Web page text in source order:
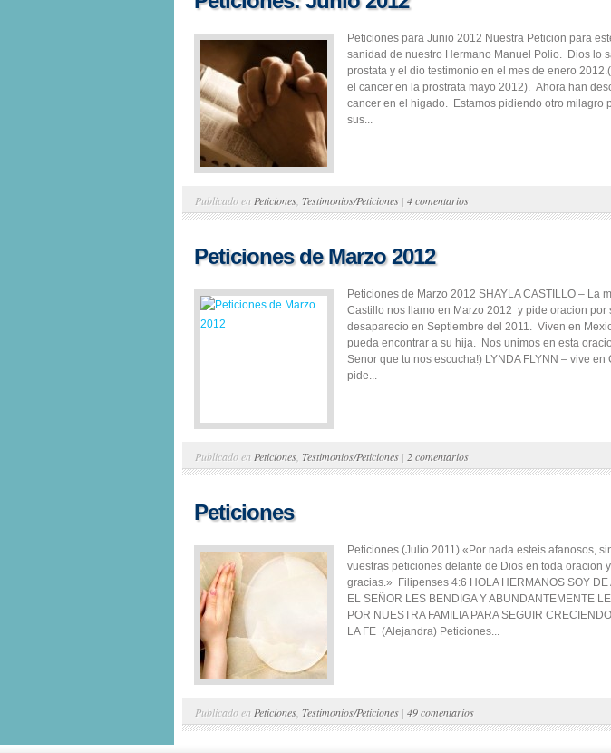
Peticiones para Junio 2012 Nuestra Peticion para
sanidad de nuestro Hermano Manuel Polio. Dios lo
prostata y el dio testimonio en el mes de enero
el cancer en la prostrata mayo 2012). Ahora han
cancer en el higado. Estamos pidiendo otro milagro
sus...
Publicado en Peticiones Testimonios/Peticiones | 4 comentarios
Peticiones de Marzo 2012
Peticiones de Marzo 2012 SHAYLA CASTILLO – La
Castillo nos llamo en Marzo 2012 y pide oracion por
desaparecio en Septiembre del 2011. Viven en
pueda encontrar a su hija. Nos unimos en esta
Senor que tu nos escucha!) LYNDA FLYNN – vive en
pide...
Publicado en Peticiones Testimonios/Peticiones | 2 comentarios
Peticiones
Peticiones (Julio 2011) «Por nada esteis afanosos,
vuestras peticiones delante de Dios en toda oracion
gracias.» Filipenses 4:6 HOLA HERMANOS SOY
EL SEÑOR LES BENDIGA Y ABUNDANTEMENTE
POR NUESTRA FAMILIA PARA SEGUIR
LA FE (Alejandra) Peticiones...
Publicado en Peticiones Testimonios/Peticiones | 49 comentarios